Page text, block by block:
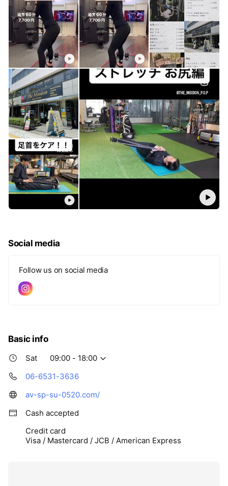
Social media
Follow us on social media
Basic info
Sat
09:00 - 18:00
06-6531-3636
av-sp-su-0520.com/
Cash accepted
Credit card
Visa / Mastercard / JCB / American Express